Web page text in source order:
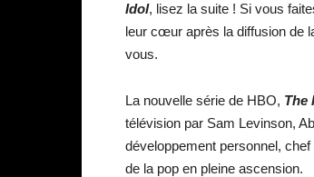
Idol, lisez la suite ! Si vous
leur cœur après la diffusion de
vous.
La nouvelle série de HBO, The
télévision par Sam Levinson,
développement personnel,
de la pop en pleine ascension.